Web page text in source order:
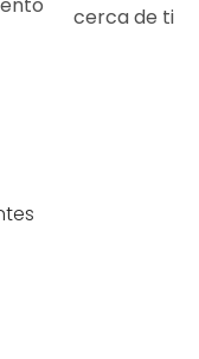
cerca de ti